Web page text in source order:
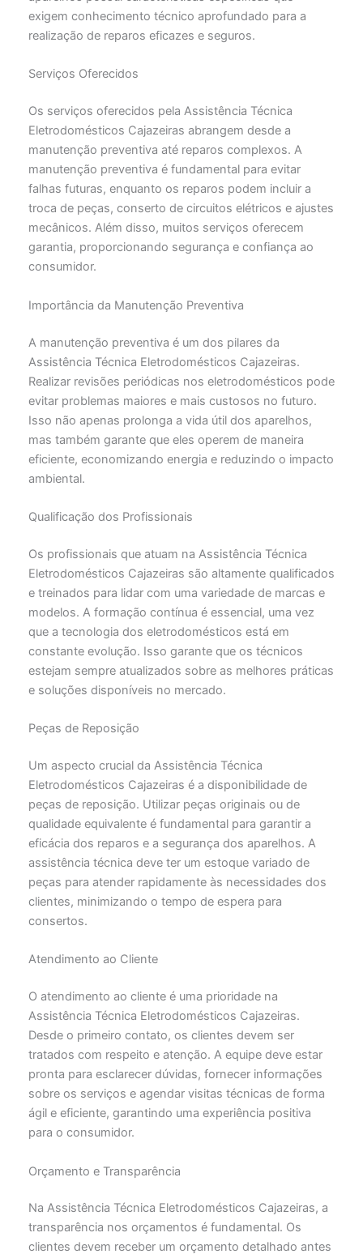
exigem conhecimento técnico aprofundado para a
realização de reparos eficazes e seguros.
Serviços Oferecidos
Os serviços oferecidos pela Assistência Técnica
Eletrodomésticos Cajazeiras abrangem desde a
manutenção preventiva até reparos complexos. A
manutenção preventiva é fundamental para evitar
falhas futuras, enquanto os reparos podem incluir a
troca de peças, conserto de circuitos elétricos e ajustes
mecânicos. Além disso, muitos serviços oferecem
garantia, proporcionando segurança e confiança ao
consumidor.
Importância da Manutenção Preventiva
A manutenção preventiva é um dos pilares da
Assistência Técnica Eletrodomésticos Cajazeiras.
Realizar revisões periódicas nos eletrodomésticos pode
evitar problemas maiores e mais custosos no futuro.
Isso não apenas prolonga a vida útil dos aparelhos,
mas também garante que eles operem de maneira
eficiente, economizando energia e reduzindo o impacto
ambiental.
Qualificação dos Profissionais
Os profissionais que atuam na Assistência Técnica
Eletrodomésticos Cajazeiras são altamente qualificados
e treinados para lidar com uma variedade de marcas e
modelos. A formação contínua é essencial, uma vez
que a tecnologia dos eletrodomésticos está em
constante evolução. Isso garante que os técnicos
estejam sempre atualizados sobre as melhores práticas
e soluções disponíveis no mercado.
Peças de Reposição
Um aspecto crucial da Assistência Técnica
Eletrodomésticos Cajazeiras é a disponibilidade de
peças de reposição. Utilizar peças originais ou de
qualidade equivalente é fundamental para garantir a
eficácia dos reparos e a segurança dos aparelhos. A
assistência técnica deve ter um estoque variado de
peças para atender rapidamente às necessidades dos
clientes, minimizando o tempo de espera para
consertos.
Atendimento ao Cliente
O atendimento ao cliente é uma prioridade na
Assistência Técnica Eletrodomésticos Cajazeiras.
Desde o primeiro contato, os clientes devem ser
tratados com respeito e atenção. A equipe deve estar
pronta para esclarecer dúvidas, fornecer informações
sobre os serviços e agendar visitas técnicas de forma
ágil e eficiente, garantindo uma experiência positiva
para o consumidor.
Orçamento e Transparência
Na Assistência Técnica Eletrodomésticos Cajazeiras, a
transparência nos orçamentos é fundamental. Os
clientes devem receber um orçamento detalhado antes